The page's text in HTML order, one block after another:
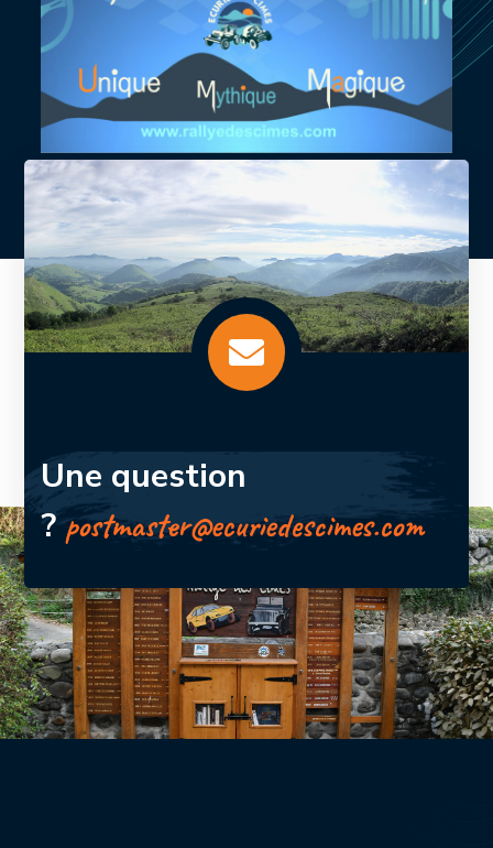
Une question
? postmaster@ecuriedescimes.com